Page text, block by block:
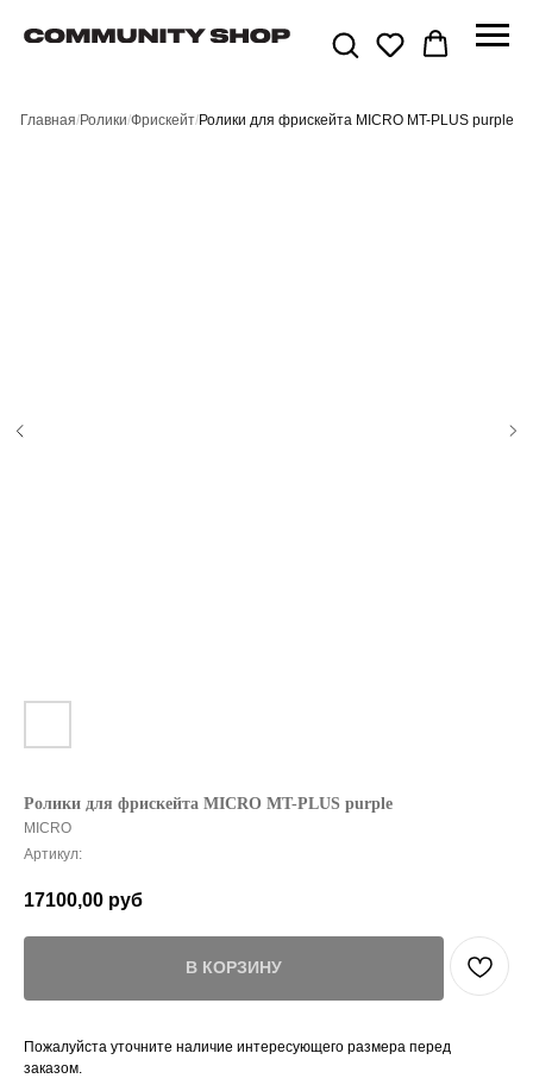
Главная/Ролики/Фрискейт/Ролики для фрискейта MICRO MT-PLUS purple
Ролики для фрискейта MICRO MT-PLUS purple
MICRO
Артикул:
17100,00 руб
В КОРЗИНУ
Пожалуйста уточните наличие интересующего размера перед
заказом.